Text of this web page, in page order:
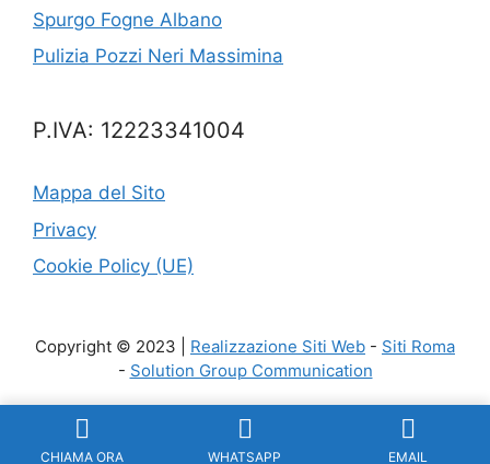
Spurgo Fogne Albano
Pulizia Pozzi Neri Massimina
P.IVA: 12223341004
Mappa del Sito
Privacy
Cookie Policy (UE)
Copyright © 2023 | Realizzazione Siti Web - Siti Roma
- Solution Group Communication
CHIAMA ORA WHATSAPP EMAIL